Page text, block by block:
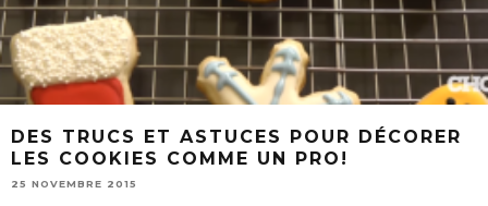
DES TRUCS ET ASTUCES POUR DÉCORER
LES COOKIES COMME UN PRO!
25 NOVEMBRE 2015